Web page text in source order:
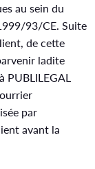
au sein du
93/CE. Suite
de cette
ladite
par
avant la